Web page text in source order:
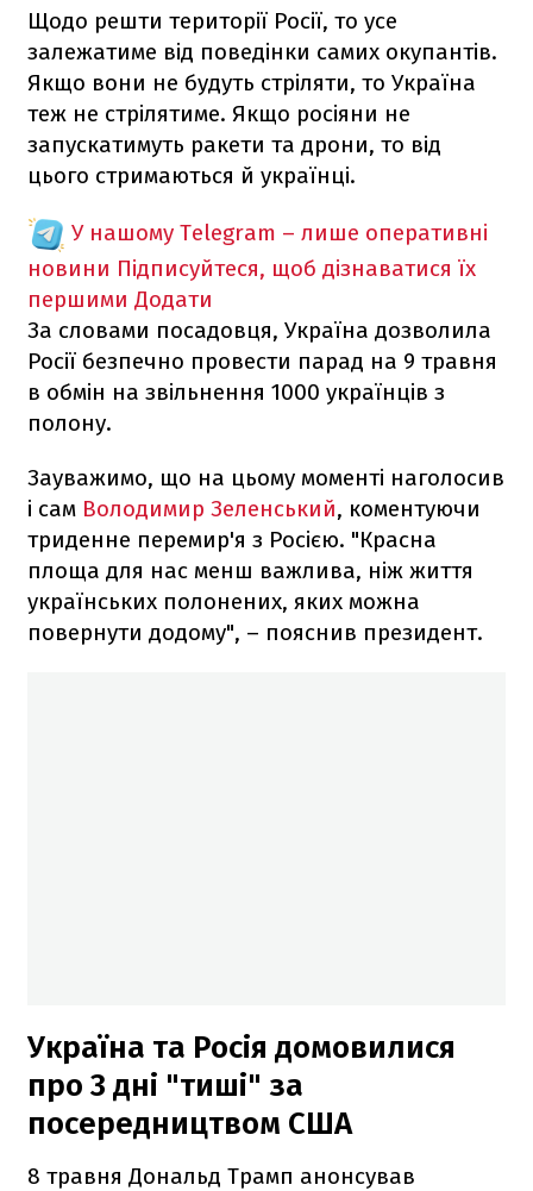
Щодо решти території Росії, то усе
залежатиме від поведінки самих окупантів.
Якщо вони не будуть стріляти, то Україна
теж не стрілятиме. Якщо росіяни не
запускатимуть ракети та дрони, то від
цього стримаються й українці.
У нашому Telegram – лише оперативні
новини Підписуйтеся, щоб дізнаватися їх
першими Додати
За словами посадовця, Україна дозволила
Росії безпечно провести парад на 9 травня
в обмін на звільнення 1000 українців з
полону.
Зауважимо, що на цьому моменті наголосив
і сам Володимир Зеленський, коментуючи
триденне перемир'я з Росією. "Красна
площа для нас менш важлива, ніж життя
українських полонених, яких можна
повернути додому", – пояснив президент.
Україна та Росія домовилися
про 3 дні "тиші" за
посередництвом США
8 травня Дональд Трамп анонсував